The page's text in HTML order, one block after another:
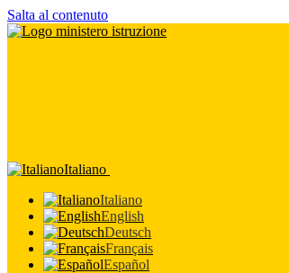
Salta al contenuto
Italiano
Italiano
English
Deutsch
Français
Español